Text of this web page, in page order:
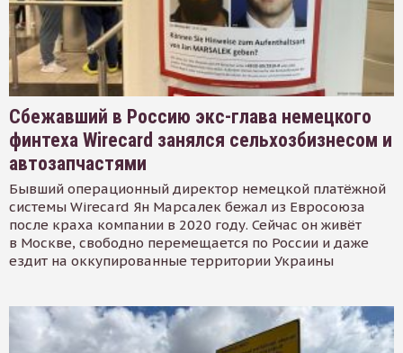
Сбежавший в Россию экс-глава немецкого
финтеха Wirecard занялся сельхозбизнесом и
автозапчастями
Бывший операционный директор немецкой платёжной
системы Wirecard Ян Марсалек бежал из Евросоюза
после краха компании в 2020 году. Сейчас он живёт
в Москве, свободно перемещается по России и даже
ездит на оккупированные территории Украины